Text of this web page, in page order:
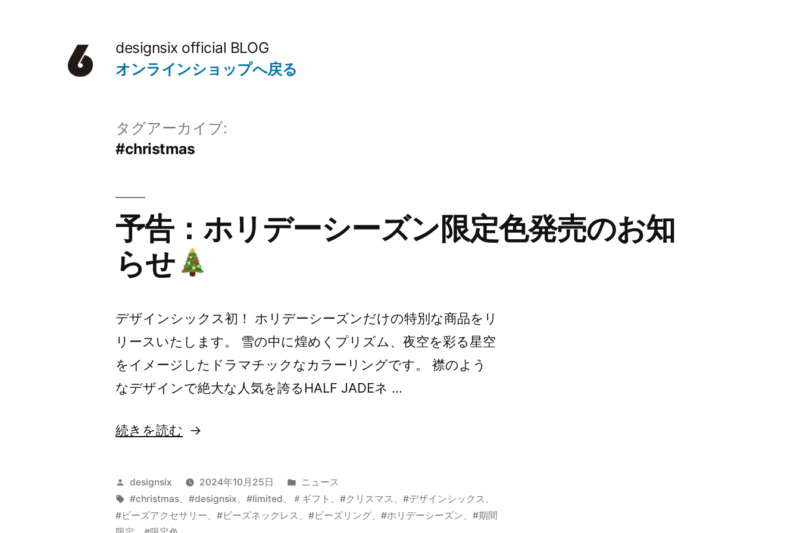
designsix official BLOG
オンラインショップへ戻る
タグアーカイブ:
#christmas
予告：ホリデーシーズン限定色発売のお知
らせ
デザインシックス初！ ホリデーシーズンだけの特別な商品をリ
リースいたします。 雪の中に煌めくプリズム、夜空を彩る星空
をイメージしたドラマチックなカラーリングです。 襟のよう
なデザインで絶大な人気を誇るHALF JADEネ …
“予
ホ
リ
デ
続きを読む
投
稿
者:
designsix 2024年10月25日
カ
テ
ゴ
ニュース
タ
グ:
#christmas 、#designsix 、#limited ＃ギフト 、#クリスマス 、#デザインシックス
#ビーズアクセサリー 、#ビーズネックレス 、#ビーズリング 、#ホリデーシーズン 、#期間